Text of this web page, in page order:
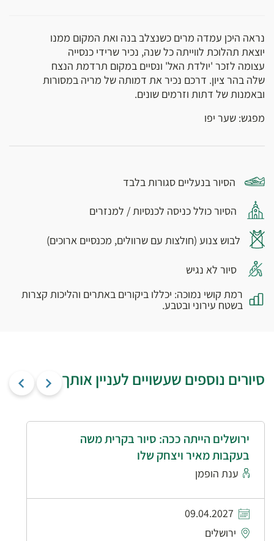
נראה היכן עמדה מרים כשנצלב בנה ואת המקום ממנו
יוצאת תהלוכת לווייתה כל שנה, נכיר שרידי כנסייה
עצומה לזכר 'יולדת האל' ונסיים במקום תרדמת הנצח
שלה בהר ציון. דרכם נכיר את דמותה של מריה במסורות
ובאמנות של דתות וזרמים שונים.
מפגש: שער יפו
הסיור בנעליים סגורות בלבד
הסיור כולל כניסה לכנסיות / למנזרים
לבוש צנוע (חולצות עם שרוולים, מכנסיים ארוכים)
סיור לא נגיש
רמת קושי נמוכה: יכללו ביקורים באתרים והליכות קצרות
בשטח עירוני ובטבע.
סיורים נוספים שעשויים לעניין אותך
ירושלים הייתה ככה: סיור בקרית משה
בעקבות מאיר ויצחק שלו
ענת הופמן
09.04.2027
ירושלים